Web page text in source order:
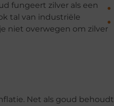
fungeert zilver als een
tal van industriële
niet overwegen om zilver
Net als goud behoudt